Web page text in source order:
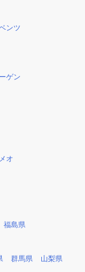
ンツ
ゲン
オ
福島県
群馬県 山梨県